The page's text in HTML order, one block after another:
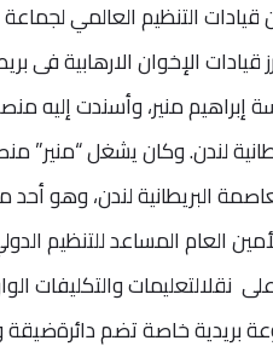
التنظيم العالمي
العام المساعد للتنظيم
نقلالتعليمات والتكليفات
بريدية خاصة تضم